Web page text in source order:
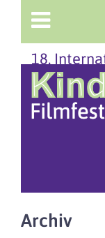
18.
Archiv